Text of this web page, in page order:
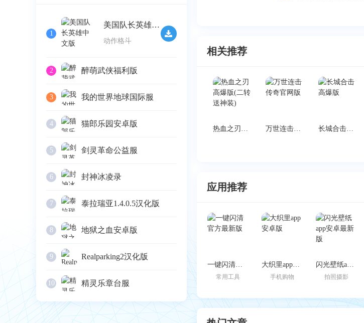
1
美国队长英雄中文版
动作格斗
2 醉萌武侠福利版
3 我的世界地球国际服
4 猫郎乐园安卓版
5 剑灵革命公益服
6 封神冰凌录
7 泰拉瑞亚1.4.0.5汉化版
8 地狱之血安卓版
9 Realparking2汉化版
10 精灵乐章台服
相关推荐
热血之刃高爆版(二转送神装) 万世连击传奇官网版 长城合击高爆版
应用推荐
一键闪清官方最新版
常用工具
大织里app安卓版
手机购物
闪光壁纸app安卓最新版
拍照摄影